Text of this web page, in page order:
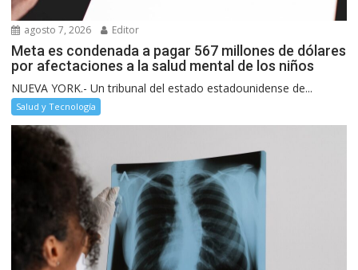
agosto 7, 2026 Editor
Meta es condenada a pagar 567 millones de dólares
por afectaciones a la salud mental de los niños
NUEVA YORK.- Un tribunal del estado estadounidense de...
Salud y Tecnología